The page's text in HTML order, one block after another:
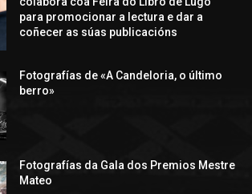
para promocionar a lectura e dar a
coñecer as súas publicacións
Fotografías de «A Candeloria, o último
berro»
Fotografías da Gala dos Premios Mestre
Mateo